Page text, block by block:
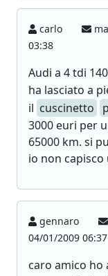
carlo
03:38
Audi a 4 tdi
ha lasciato a
il cuscinetto
3000 euri per
65000 km. si
io non capisco
gennaro
04/01/2009 06:37
caro amico ho